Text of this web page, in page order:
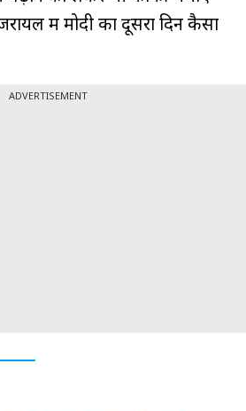
में मोदी का दूसरा दिन कैसा
ADVERTISEMENT